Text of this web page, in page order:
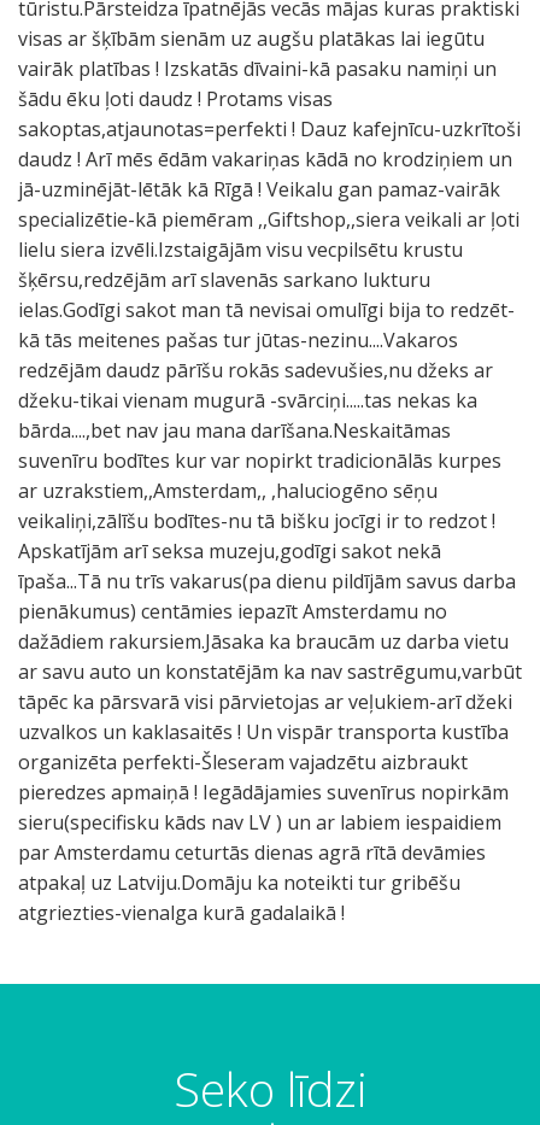
tūristu.Pārsteidza īpatnējās vecās mājas kuras praktiski
visas ar šķībām sienām uz augšu platākas lai iegūtu
vairāk platības ! Izskatās dīvaini-kā pasaku namiņi un
šādu ēku ļoti daudz ! Protams visas
sakoptas,atjaunotas=perfekti ! Dauz kafejnīcu-uzkrītoši
daudz ! Arī mēs ēdām vakariņas kādā no krodziņiem un
jā-uzminējāt-lētāk kā Rīgā ! Veikalu gan pamaz-vairāk
specializētie-kā piemēram ,,Giftshop,,siera veikali ar ļoti
lielu siera izvēli.Izstaigājām visu vecpilsētu krustu
šķērsu,redzējām arī slavenās sarkano lukturu
ielas.Godīgi sakot man tā nevisai omulīgi bija to redzēt-
kā tās meitenes pašas tur jūtas-nezinu....Vakaros
redzējām daudz pārīšu rokās sadevušies,nu džeks ar
džeku-tikai vienam mugurā -svārciņi.....tas nekas ka
bārda....,bet nav jau mana darīšana.Neskaitāmas
suvenīru bodītes kur var nopirkt tradicionālās kurpes
ar uzrakstiem,,Amsterdam,, ,haluciogēno sēņu
veikaliņi,zālīšu bodītes-nu tā bišku jocīgi ir to redzot !
Apskatījām arī seksa muzeju,godīgi sakot nekā
īpaša...Tā nu trīs vakarus(pa dienu pildījām savus darba
pienākumus) centāmies iepazīt Amsterdamu no
dažādiem rakursiem.Jāsaka ka braucām uz darba vietu
ar savu auto un konstatējām ka nav sastrēgumu,varbūt
tāpēc ka pārsvarā visi pārvietojas ar veļukiem-arī džeki
uzvalkos un kaklasaitēs ! Un vispār transporta kustība
organizēta perfekti-Šleseram vajadzētu aizbraukt
pieredzes apmaiņā ! Iegādājamies suvenīrus nopirkām
sieru(specifisku kāds nav LV ) un ar labiem iespaidiem
par Amsterdamu ceturtās dienas agrā rītā devāmies
atpakaļ uz Latviju.Domāju ka noteikti tur gribēšu
atgriezties-vienalga kurā gadalaikā !
e
ā
Seko līdzi